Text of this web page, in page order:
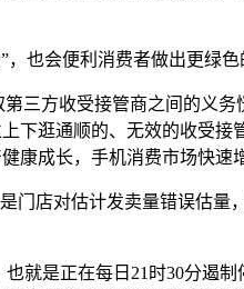
也会便利消费者做出更绿色
方收受接管商之间的义务
下逛通顺的、无效的收受
康成长，手机消费市场快速
店对估计发卖量错误估量
是正在每日21时30分遏制